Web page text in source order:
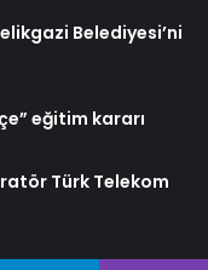
Belediyesi’ni
eğitim kararı
Türk Telekom